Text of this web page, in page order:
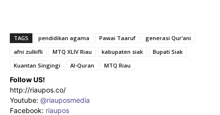
TAGS pendidikan agama Pawai Taaruf
generasi Qur’ani
afni zulkifli
MTQ XLIV Riau kabupaten siak
Bupati Siak
Kuantan Singingi
Al-Quran MTQ Riau
Follow US!
http://riaupos.co/
Youtube: @riauposmedia
Facebook: riaupos